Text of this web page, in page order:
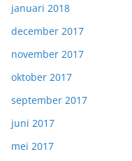
januari 2018
december 2017
november 2017
oktober 2017
september 2017
juni 2017
mei 2017